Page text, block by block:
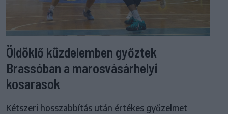
Öldöklő küzdelemben győztek
Brassóban a marosvásárhelyi
kosarasok
Kétszeri hosszabbítás után értékes győzelmet